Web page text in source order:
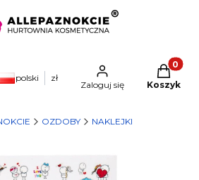
polski zł
Zaloguj się Koszyk
OZDOBY NAKLEJKI